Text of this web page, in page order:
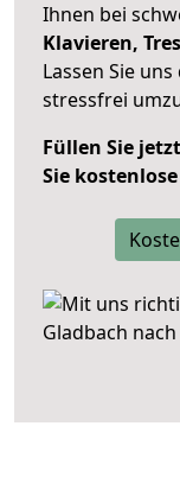
Ihnen bei
Klavieren,
Lassen Sie
stressfrei
Füllen Sie
Sie